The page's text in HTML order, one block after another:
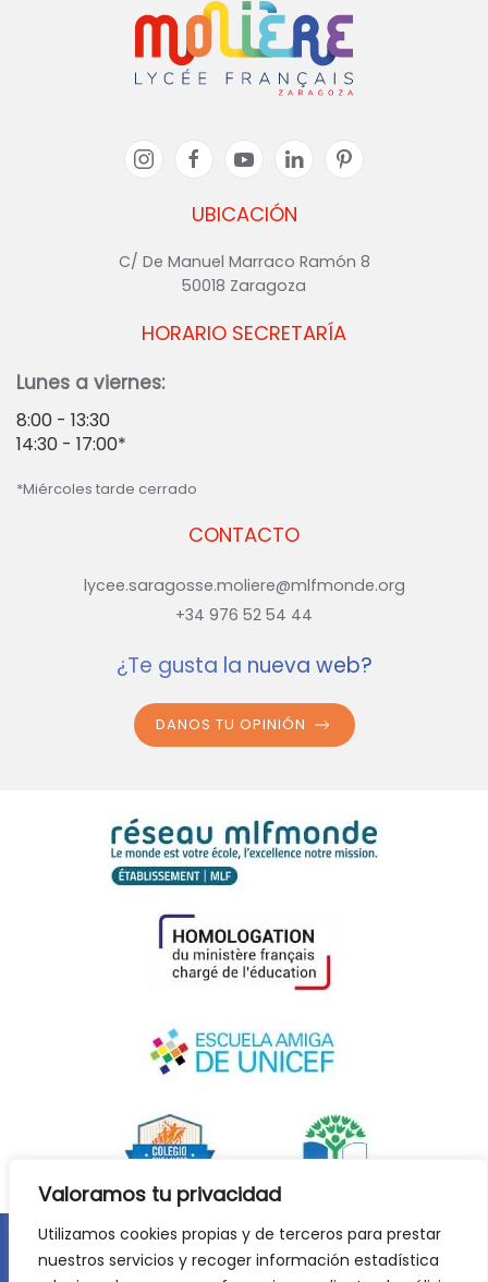
Valoramos tu privacidad
Utilizamos cookies propias y de terceros para prestar
nuestros servicios y recoger información estadística
UBICACIÓN
C/ De Manuel Marraco Ramón 8
50018 Zaragoza
CONTACTO
lycee.saragosse.moliere@mlfmonde.org
+34 976 52 54 44
HORARIO SECRETARÍA
Lunes a viernes:
8:00 - 13:30
14:30 - 17:00*
*Miércoles tarde cerrado
¿Te gusta la nueva web?
DANOS TU OPINIÓN
Aviso legal Política de privacidad